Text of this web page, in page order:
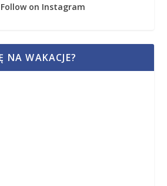
Follow on Instagram
NA WAKACJE?